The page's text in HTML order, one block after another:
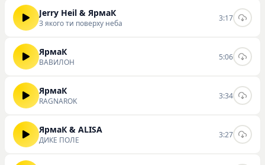
Jerry Heil & ЯрмаК
З якого ти поверху неба
3:17
ЯрмаК
ВАВИЛОН
5:06
ЯрмаК
RAGNAROK
3:34
ЯрмаК & ALISA
ДИКЕ ПОЛЕ
3:27